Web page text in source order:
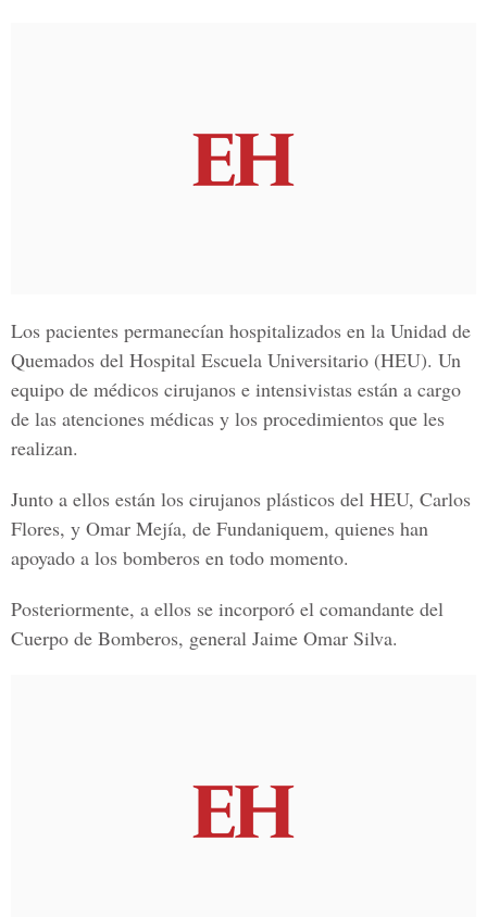
Los pacientes permanecían hospitalizados en la Unidad de
Quemados del Hospital Escuela Universitario (HEU). Un
equipo de médicos cirujanos e intensivistas están a cargo
de las atenciones médicas y los procedimientos que les
realizan.
Junto a ellos están los cirujanos plásticos del HEU, Carlos
Flores, y Omar Mejía, de Fundaniquem, quienes han
apoyado a los bomberos en todo momento.
Posteriormente, a ellos se incorporó el comandante del
Cuerpo de Bomberos, general Jaime Omar Silva.